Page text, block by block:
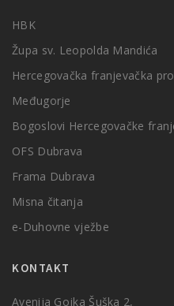
HBK
Župa sv. Leopolda Mandića
Hercegovačka franjevačka
Međugorje
Bogoslovi Hercegovačke
OFS Dubrava
Frama Dubrava
Misna čitanja
e-Duhovne vježbe
KONTAKT
Avenija Gojka Šuška 2,